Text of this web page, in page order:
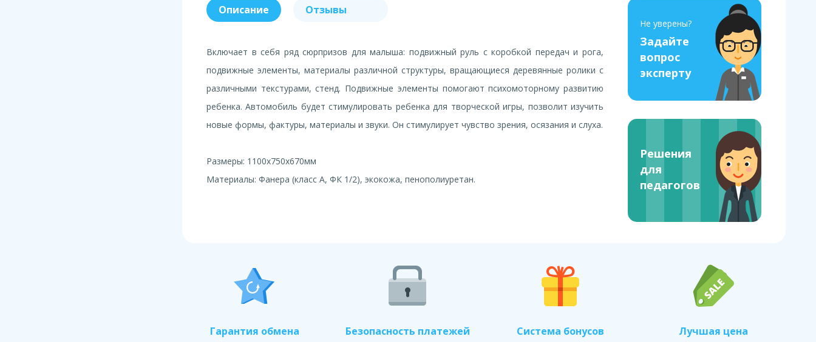
Не уверены?
Задайте
вопрос
эксперту
Решения
для
педагогов
Описание Отзывы
Включает в себя ряд сюрпризов для малыша: подвижный руль с коробкой передач и рога,
подвижные элементы, материалы различной структуры, вращающиеся деревянные ролики с
различными текстурами, стенд. Подвижные элементы помогают психомоторному развитию
ребенка. Автомобиль будет стимулировать ребенка для творческой игры, позволит изучить
новые формы, фактуры, материалы и звуки. Он стимулирует чувство зрения, осязания и слуха.
Размеры: 1100х750х670мм
Материалы: Фанера (класс А, ФК 1/2), экокожа, пенополиуретан.
Гарантия обмена
Безопасность платежей
Система бонусов Лучшая цена